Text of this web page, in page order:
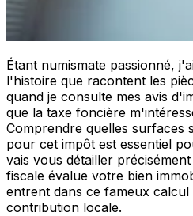
Étant numismate passionné,
l'histoire que racontent les
quand je consulte mes avis
que la taxe foncière
Comprendre quelles surfaces
pour cet impôt est essentiel
vais vous détailler
fiscale évalue votre bien
entrent dans ce fameux
contribution locale.